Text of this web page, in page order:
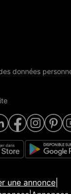
données
une annonce